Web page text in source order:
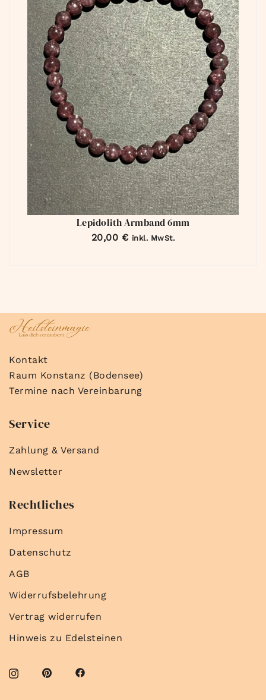
Lepidolith Armband 6mm
20,00 € inkl. MwSt.
Kontakt
Raum Konstanz (Bodensee)
Termine nach Vereinbarung
Service
Zahlung & Versand
Newsletter
Rechtliches
Impressum
Datenschutz
AGB
Widerrufsbelehrung
Vertrag widerrufen
Hinweis zu Edelsteinen